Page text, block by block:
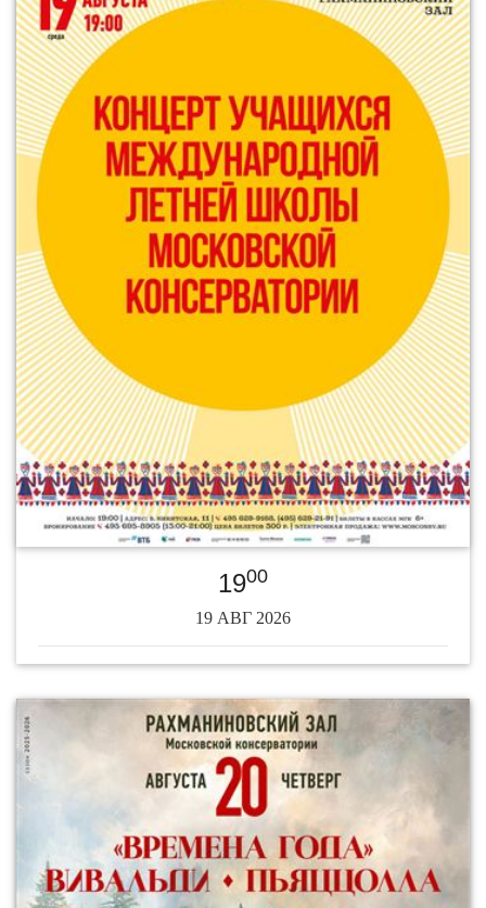
1900
19 АВГ 2026